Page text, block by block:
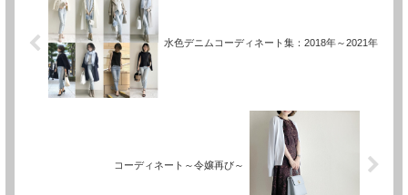
水色デニムコーディネート集：2018年～2021年
コーディネート～令嬢再び～